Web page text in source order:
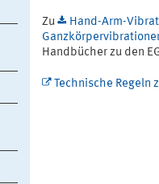
Zu Hand-Arm-
Handbücher zu den
Technische Regeln